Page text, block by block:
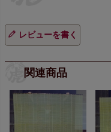
レビューを書く
関連商品